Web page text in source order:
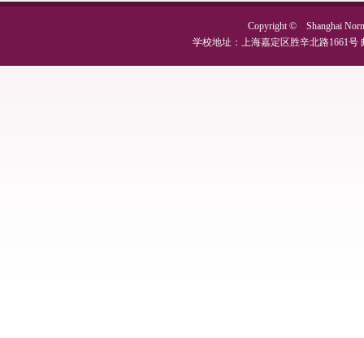
Copyright © Shanghai
学校地址：上海嘉定区胜辛北路1661号